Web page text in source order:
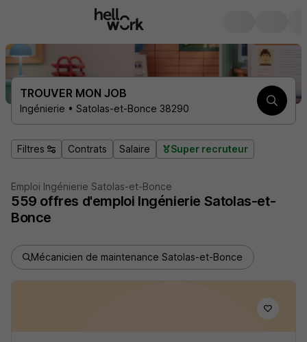
TROUVER MON JOB
Ingénierie • Satolas-et-Bonce 38290
Filtres Contrats Salaire Super recruteur
Emploi Ingénierie Satolas-et-Bonce
559 offres d'emploi Ingénierie Satolas-et-
Bonce
Mécanicien de maintenance Satolas-et-Bonce